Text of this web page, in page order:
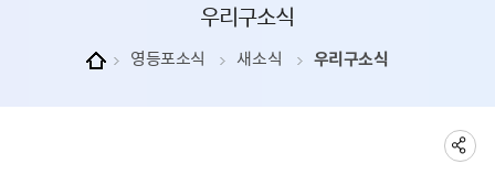
우리구소식
영등포소식 새소식 우리구소식